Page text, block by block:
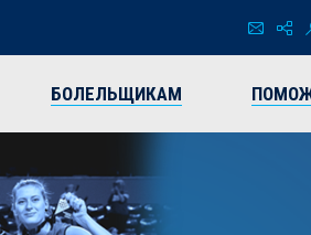
БОЛЕЛЬЩИКАМ